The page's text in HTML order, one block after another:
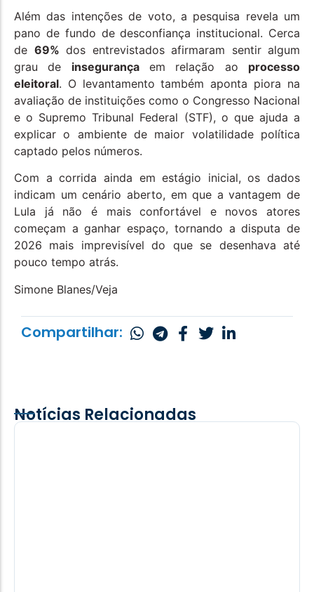
Além das intenções de voto, a pesquisa revela um
pano de fundo de desconfiança institucional. Cerca
de 69% dos entrevistados afirmaram sentir algum
grau de insegurançaem relação ao processo
eleitoral. O levantamento também aponta piora na
avaliação de instituições como o Congresso Nacional
e o Supremo Tribunal Federal (STF), o que ajuda a
explicar o ambiente de maior volatilidade política
captado pelos números.
Com a corrida ainda em estágio inicial, os dados
indicam um cenário aberto, em que a vantagem de
Lula já não é mais confortável e novos atores
começam a ganhar espaço, tornando a disputa de
2026 mais imprevisível do que se desenhava até
pouco tempo atrás.
Simone Blanes/Veja
Compartilhar:
Notícias Relacionadas